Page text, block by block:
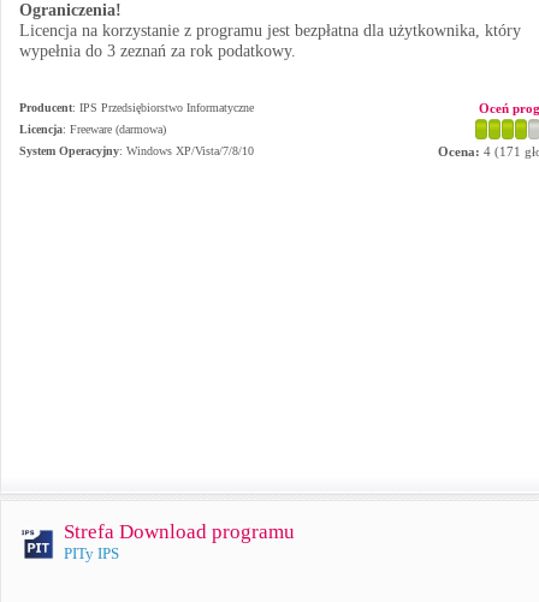
Ograniczenia!
Licencja na korzystanie z programu jest bezpłatna dla użytkownika, który
wypełnia do 3 zeznań za rok podatkowy.
Producent: IPS Przedsiębiorstwo Informatyczne
Licencja: Freeware (darmowa)
System Operacyjny: Windows XP/Vista/7/8/10
Oceń
Ocena: 4 (171
Strefa Download programu
PITy IPS